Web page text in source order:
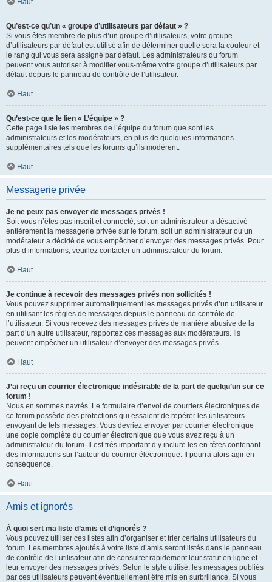
Haut
Qu’est-ce qu’un « groupe d’utilisateurs par défaut » ?
Si vous êtes membre de plus d’un groupe d’utilisateurs, votre groupe
d’utilisateurs par défaut est utilisé afin de déterminer quelle sera la couleur et
le rang qui vous sera assigné par défaut. Les administrateurs du forum
peuvent vous autoriser à modifier vous-même votre groupe d’utilisateurs par
défaut depuis le panneau de contrôle de l’utilisateur.
Haut
Qu’est-ce que le lien « L’équipe » ?
Cette page liste les membres de l’équipe du forum que sont les
administrateurs et les modérateurs, en plus de quelques informations
supplémentaires tels que les forums qu’ils modèrent.
Haut
Messagerie privée
Je ne peux pas envoyer de messages privés !
Soit vous n’êtes pas inscrit et connecté, soit un administrateur a désactivé
entièrement la messagerie privée sur le forum, soit un administrateur ou un
modérateur a décidé de vous empêcher d’envoyer des messages privés. Pour
plus d’informations, veuillez contacter un administrateur du forum.
Haut
Je continue à recevoir des messages privés non sollicités !
Vous pouvez supprimer automatiquement les messages privés d’un utilisateur
en utilisant les règles de messages depuis le panneau de contrôle de
l’utilisateur. Si vous recevez des messages privés de manière abusive de la
part d’un autre utilisateur, rapportez ces messages aux modérateurs. Ils
peuvent empêcher un utilisateur d’envoyer des messages privés.
Haut
J’ai reçu un courrier électronique indésirable de la part de quelqu’un sur ce
forum !
Nous en sommes navrés. Le formulaire d’envoi de courriers électroniques de
ce forum possède des protections qui essaient de repérer les utilisateurs
envoyant de tels messages. Vous devriez envoyer par courrier électronique
une copie complète du courrier électronique que vous avez reçu à un
administrateur du forum. Il est très important d’y inclure les en-têtes contenant
des informations sur l’auteur du courrier électronique. Il pourra alors agir en
conséquence.
Haut
Amis et ignorés
À quoi sert ma liste d’amis et d’ignorés ?
Vous pouvez utiliser ces listes afin d’organiser et trier certains utilisateurs du
forum. Les membres ajoutés à votre liste d’amis seront listés dans le panneau
de contrôle de l’utilisateur afin de consulter rapidement leur statut en ligne et
leur envoyer des messages privés. Selon le style utilisé, les messages publiés
par ces utilisateurs peuvent éventuellement être mis en surbrillance. Si vous